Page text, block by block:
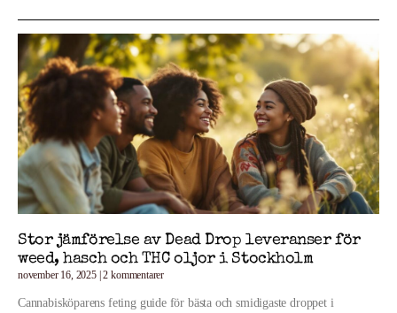
Stor jämförelse av Dead Drop leveranser för
weed, hasch och THC oljor i Stockholm
november 16, 2025 2 kommentarer
Cannabisköparens feting guide för bästa och smidigaste droppet i